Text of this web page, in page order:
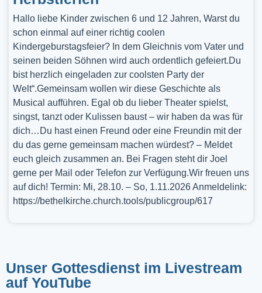
Hallo liebe Kinder zwischen 6 und 12 Jahren, Warst du
schon einmal auf einer richtig coolen
Kindergeburstagsfeier? In dem Gleichnis vom Vater und
seinen beiden Söhnen wird auch ordentlich gefeiert.Du
bist herzlich eingeladen zur coolsten Party der
Welt“.Gemeinsam wollen wir diese Geschichte als
Musical aufführen. Egal ob du lieber Theater spielst,
singst, tanzt oder Kulissen baust – wir haben da was für
dich…Du hast einen Freund oder eine Freundin mit der
du das gerne gemeinsam machen würdest? – Meldet
euch gleich zusammen an. Bei Fragen steht dir Joel
gerne per Mail oder Telefon zur Verfügung.Wir freuen uns
auf dich! Termin: Mi, 28.10. – So, 1.11.2026 Anmeldelink:
https://bethelkirche.church.tools/publicgroup/617
Unser Gottesdienst im Livestream
auf YouTube